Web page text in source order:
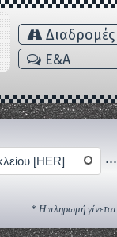
Διαδρομές
E&A
[HER] ...
* Η πληρωμή